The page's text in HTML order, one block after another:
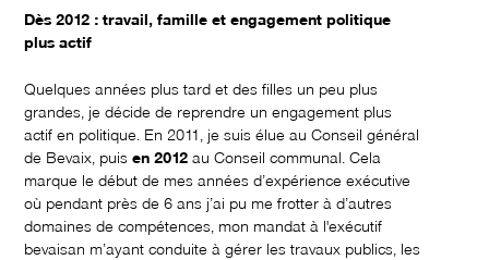
Dès 2012 : travail, famille et engagement politique
plus actif
Quelques années plus tard et des filles un peu plus
grandes, je décide de reprendre un engagement plus
actif en politique. En 2011, je suis élue au Conseil général
de Bevaix, puis en2012 au Conseil communal. Cela
marque le début de mes années d’expérience exécutive
où pendant près de 6 ans j’ai pu me frotter à d’autres
domaines de compétences, mon mandat à l'exécutif
bevaisan m’ayant conduite à gérer les travaux publics, les